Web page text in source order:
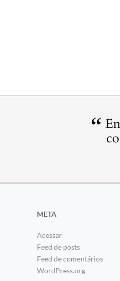
META
Acessar
Feed de posts
Feed de comentários
WordPress.org